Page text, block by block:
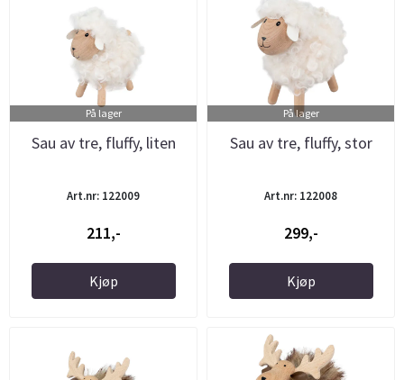
På lager
Sau av tre, fluffy, liten
Art.nr: 122009
211,-
Kjøp
På lager
Sau av tre, fluffy, stor
Art.nr: 122008
299,-
Kjøp